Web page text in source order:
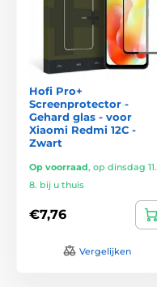
Hofi Pro+
Screenprotector -
Gehard glas - voor
Xiaomi Redmi 12C -
Zwart
Op voorraad, op dinsdag 11.
8. bij u thuis
€7,76
Vergelijken